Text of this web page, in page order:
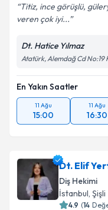
Titiz, ince görüşlü,
veren çok iyi...
Dt. Hatice Yılmaz
Atatürk, Alemdağ Cd No:19
En Yakın Saatler
11 Ağu
15:00
11 Ağu
16:30
Dt. Elif
Diş Hekimi
İstanbul, Şişli
4.9 (14